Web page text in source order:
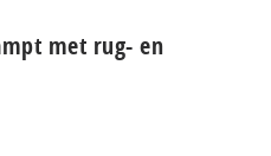
met rug- en